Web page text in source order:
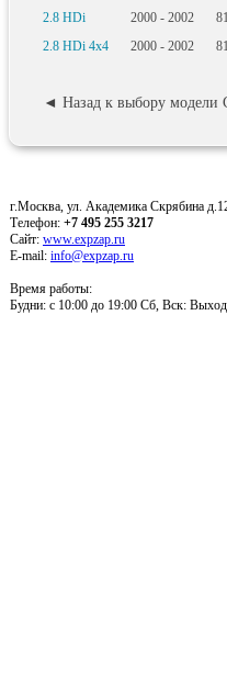
2.8 HDi 2000 - 2002
2.8 HDi 4x4 2000 - 2002
◄ Назад к выбору модели
г.Москва, ул. Академика Скрябина
Телефон: +7 495 255 3217
Сайт: www.expzap.ru
E-mail: info@expzap.ru
Время работы:
Будни: c 10:00 до 19:00 Сб, Вск: